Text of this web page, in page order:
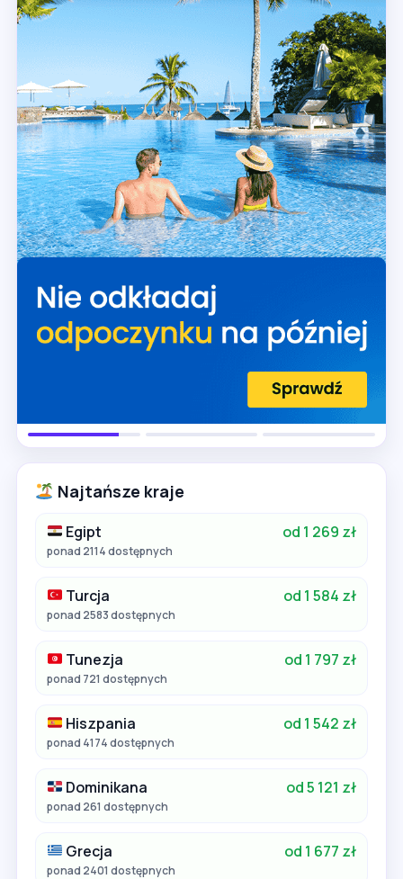
Najtańsze kraje
Egipt od 1 269 zł
ponad 2114 dostępnych
Turcja od 1 584 zł
ponad 2583 dostępnych
Tunezja od 1 797 zł
ponad 721 dostępnych
Hiszpania od 1 542 zł
ponad 4174 dostępnych
Dominikana od 5 121 zł
ponad 261 dostępnych
Grecja od 1 677 zł
ponad 2401 dostępnych